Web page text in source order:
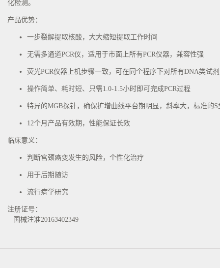
化检测。
产品优势：
一步裂解提取核酸，大大缩短提取工作时间
无需多通道PCR仪，适用于市面上所有PCR仪器，兼容性强
荧光PCR仪器上机步骤一致，可在同个程序下对所有DNA类试
操作简单、耗时短、只需1.0-1.5小时即可完成PCR过程
特异的MGB探针，确保扩增曲线平台期明显，斜率大，标准的S
12个月产品有效期，性能保证长效
临床意义：
判断宫颈癌变发生的风险，个性化治疗
用于后期随访
流行病学研究
注册证号：
国械注准20163402349